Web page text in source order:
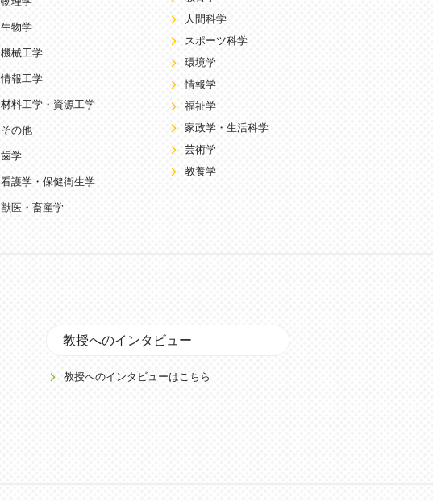
生物学
機械工学
情報工学
材料工学・資源工学
その他
歯学
看護学・保健衛生学
獣医・畜産学
人間科学
スポーツ科学
環境学
情報学
福祉学
家政学・生活科学
芸術学
教養学
教授へのインタビュー
教授へのインタビューはこちら